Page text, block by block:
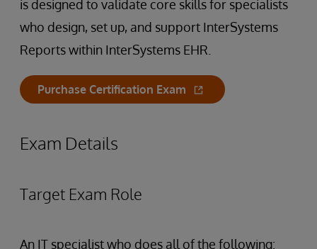
is designed to validate core skills for specialists
who design, set up, and support InterSystems
Reports within InterSystems EHR.
Purchase Certification Exam
Exam Details
Target Exam Role
An IT specialist who does all of the following: